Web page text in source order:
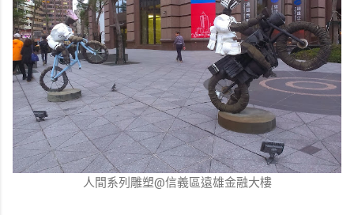
人間系列雕塑@信義區遠雄金融大樓